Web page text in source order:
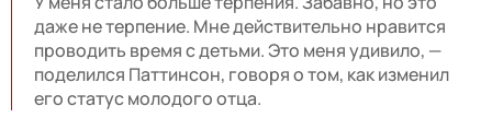
даже не терпение. Мне действительно нравится
проводить время с детьми. Это меня удивило, —
поделился Паттинсон, говоря о том, как изменил
его статус молодого отца.